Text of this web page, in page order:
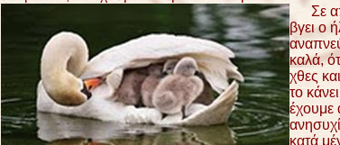
Σε
βγει ο
καλά,
χθες
το
έχουμε
κατά